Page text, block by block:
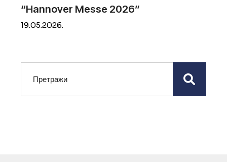
“Hannover Messe 2026”
19.05.2026.
Претрага